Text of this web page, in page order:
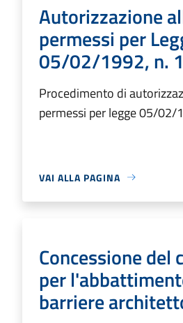
Autorizzazione
permessi per
05/02/1992, n.
Procedimento di
permessi per legge 05/02/
VAI ALLA PAGINA
Concessione del
per
barriere